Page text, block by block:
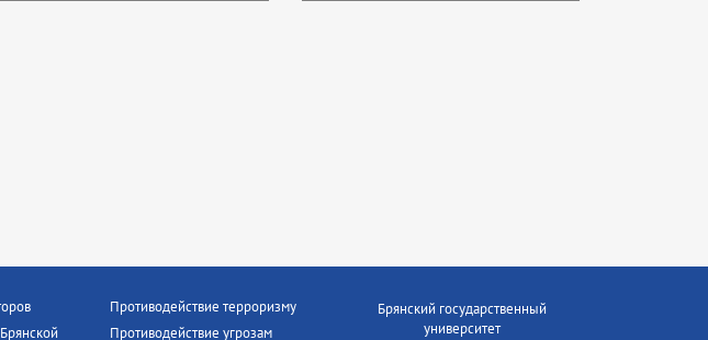
Противодействие терроризму
Противодействие угрозам
Брянский государственный
университет